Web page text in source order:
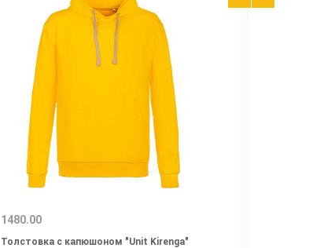
1480.00
Толстовка с капюшоном "Unit Kirenga"